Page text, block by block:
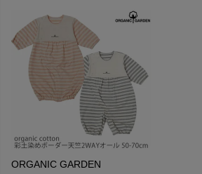
ORGANIC GARDEN